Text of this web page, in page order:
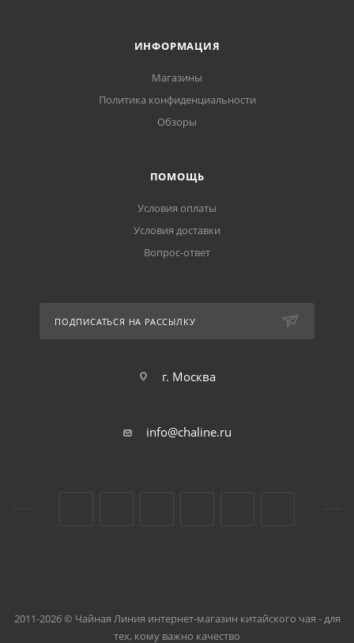
ИНФОРМАЦИЯ
Магазины
Политика конфиденциальности
Обзоры
ПОМОЩЬ
Условия оплаты
Условия доставки
Вопрос-ответ
ПОДПИСАТЬСЯ НА РАССЫЛКУ
г. Москва
info@chaline.ru
2011-2026 © Чайная Линия интернет-магазин китайского чая - для
тех, кому важно качество